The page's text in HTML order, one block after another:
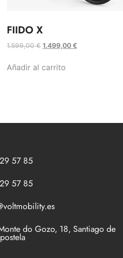
FIIDO X
1.599,00€ 1.499,00€
Añadir al carrito
57 85
57 85
do Gozo, 18, Santiago de